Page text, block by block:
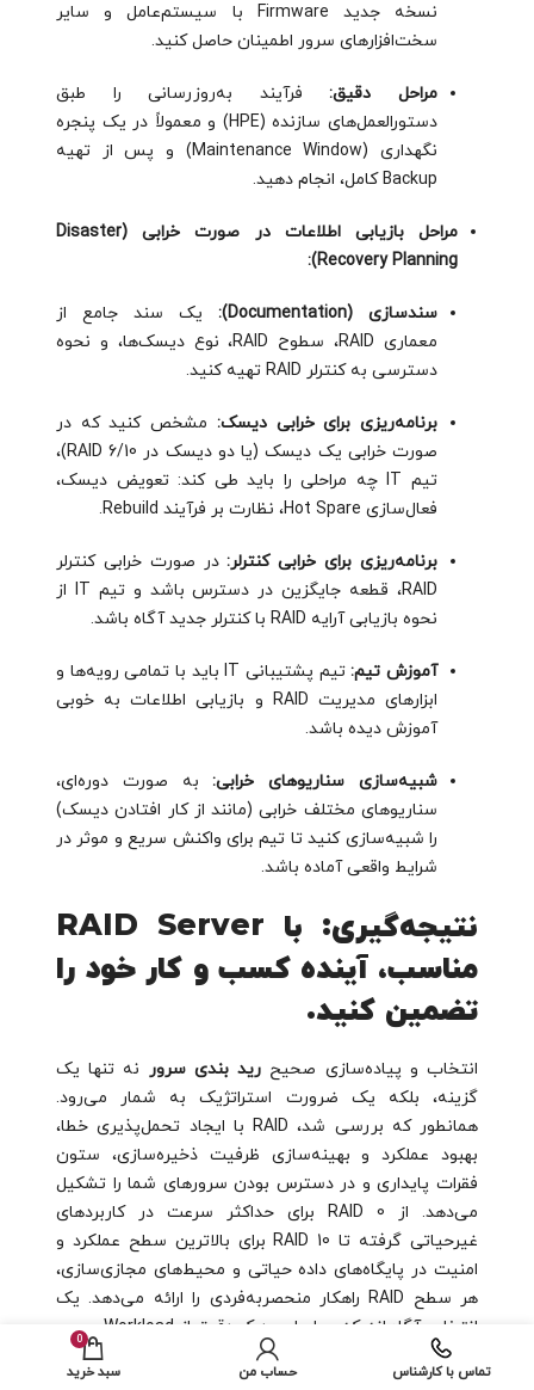
نسخه جدید Firmware با سیستم‌عامل و سایر
سخت‌افزارهای سرور اطمینان حاصل کنید.
مراحل دقیق:فرآیند به‌روزرسانی را طبق
دستورالعمل‌های سازنده (HPE) و معمولاً در یک پنجره
نگهداری (Maintenance Window) و پس از تهیه
Backup کامل، انجام دهید.
مراحل بازیابی اطلاعات در صورت خرابی (Disaster
Recovery Planning):
سندسازی (Documentation):
یک سند جامع از
معماری RAID، سطوح RAID، نوع دیسک‌ها، و نحوه
دسترسی به کنترلر RAID تهیه کنید.
برنامه‌ریزی برای خرابی دیسک: مشخص کنید که در
صورت خرابی یک دیسک (یا دو دیسک در RAID 6/10)،
تیم IT چه مراحلی را باید طی کند: تعویض دیسک،
فعال‌سازی Hot Spare، نظارت بر فرآیند Rebuild.
برنامه‌ریزی برای خرابی کنترلر:در صورت خرابی کنترلر
RAID، قطعه جایگزین در دسترس باشد و تیم IT از
نحوه بازیابی آرایه RAID با کنترلر جدید آگاه باشد.
آموزش تیم:
تیم پشتیبانی IT باید با تمامی رویه‌ها و
ابزارهای مدیریت RAID و بازیابی اطلاعات به خوبی
آموزش دیده باشد.
شبیه‌سازی سناریوهای خرابی:به صورت دوره‌ای،
سناریوهای مختلف خرابی (مانند از کار افتادن دیسک)
را شبیه‌سازی کنید تا تیم برای واکنش سریع و موثر در
شرایط واقعی آماده باشد.
نتیجه‌گیری: با RAID Server
مناسب، آینده کسب و کار خود را
تضمین کنید.
انتخاب و پیاده‌سازی صحیح رید بندی سرور نه تنها یک
گزینه، بلکه یک ضرورت استراتژیک به شمار می‌رود.
همانطور که بررسی شد، RAID با ایجاد تحمل‌پذیری خطا،
بهبود عملکرد و بهینه‌سازی ظرفیت ذخیره‌سازی، ستون
فقرات پایداری و در دسترس بودن سرورهای شما را تشکیل
می‌دهد. از RAID 0 برای حداکثر سرعت در کاربردهای
غیرحیاتی گرفته تا RAID 10 برای بالاترین سطح عملکرد و
امنیت در پایگاه‌های داده حیاتی و محیط‌های مجازی‌سازی،
هر سطح RAID راهکار منحصربه‌فردی را ارائه می‌دهد. یک
انتخاب آگاهانه که بر اساس درک دقیق از Workload سرور،
نیازهای عملکردی، میزان اهمیت داده‌ها و محدودیت‌های
بودجه‌ای صورت گیرد، می‌تواند آینده دیجیتالی کسب‌وکار
تماس با کارشناس حساب من
0
سبد خرید